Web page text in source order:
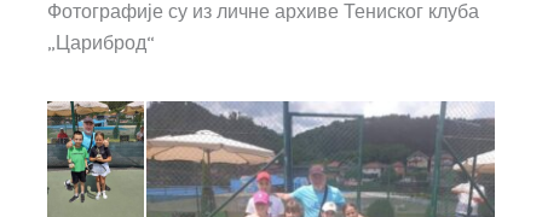
Фотографије су из личне архиве Тениског клуба
„Цариброд“